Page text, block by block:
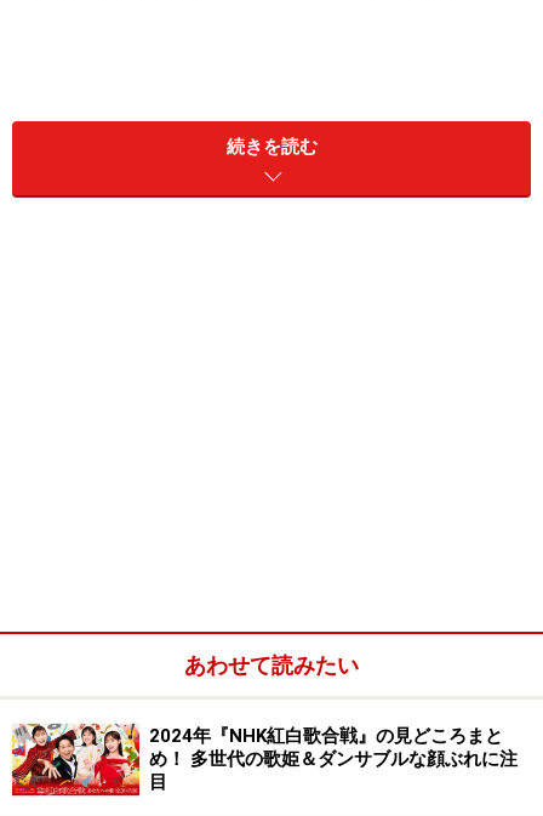
として活躍するようになるイギリス人、マルコム・マク
ラーレンがいたからだ。マルコム・マクラーレンは、70
年代にはニューヨークパンクシーンの中にいて、ニュー
ヨーク・ドールズのマネージャーをしていたのだ。そし
てドールズの解散後にイギリスに戻り、自ら経営してい
たブティックの関係者を集めてパンクバンドとして売り
続きを読む
あわせて読みたい
2024年『NHK紅白歌合戦』の見どころまと
め！ 多世代の歌姫＆ダンサブルな顔ぶれに注
目